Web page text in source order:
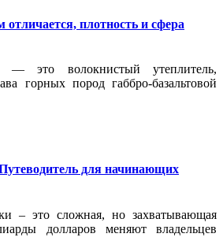
отличается, плотность и сфера
— это волокнистый утеплитель,
горных пород габбро-базальтовой
для начинающих
– это сложная, но захватывающая
долларов меняют владельцев